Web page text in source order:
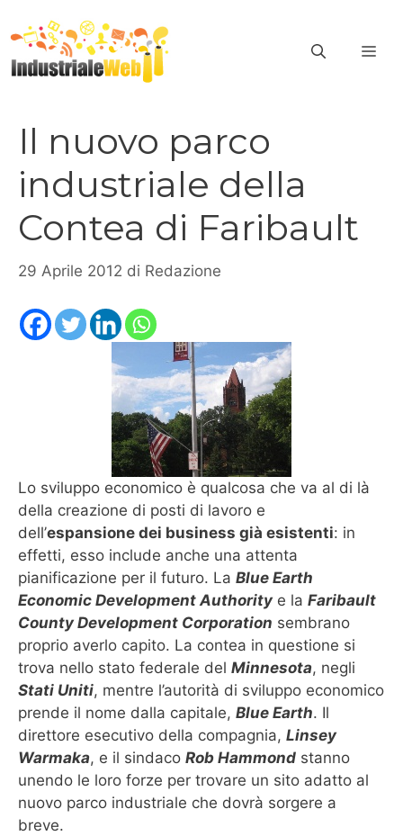
al
contenuto
Il nuovo parco
industriale della
Contea di Faribault
29 Aprile 2012 di Redazione
Lo sviluppo economico è qualcosa che va al di là
della creazione di posti di lavoro e
dell’espansione dei business già esistenti: in
effetti, esso include anche una attenta
pianificazione per il futuro. La Blue Earth
Economic Development Authority e la Faribault
County Development Corporation sembrano
proprio averlo capito. La contea in questione si
trova nello stato federale del Minnesota, negli
Stati Uniti, mentre l’autorità di sviluppo economico
prende il nome dalla capitale, Blue Earth. Il
direttore esecutivo della compagnia, Linsey
Warmaka, e il sindaco Rob Hammond stanno
unendo le loro forze per trovare un sito adatto al
nuovo parco industriale che dovrà sorgere a
breve.